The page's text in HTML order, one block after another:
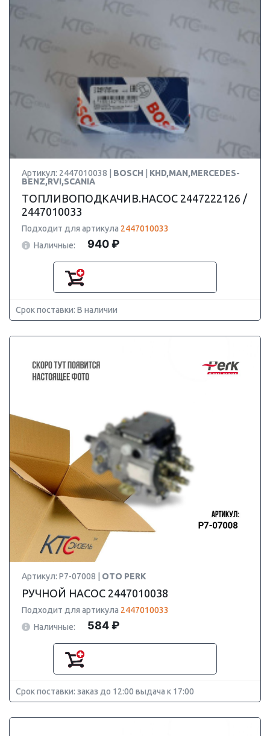
Артикул: 2447010038 | BOSCH
KHD,MAN,MERCEDES-
BENZ,RVI,SCANIA
ТОПЛИВОПОДКАЧИВ.НАСОС 2447222126 /
2447010033
Подходит для артикула 2447010033
Наличные:
940 ₽
Срок поставки: В наличии
Артикул: P7-07008 | OTO PERK
РУЧНОЙ НАСОС 2447010038
Подходит для артикула 2447010033
Наличные:
584 ₽
Срок поставки: заказ до 12:00 выдача к 17:00